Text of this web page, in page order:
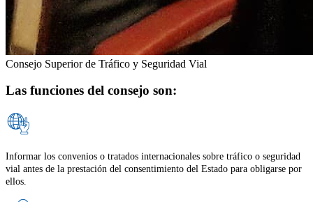
Consejo Superior de Tráfico y Seguridad Vial
Las funciones del consejo son:
Informar los convenios o tratados internacionales sobre tráfico o seguridad
vial antes de la prestación del consentimiento del Estado para obligarse por
ellos.